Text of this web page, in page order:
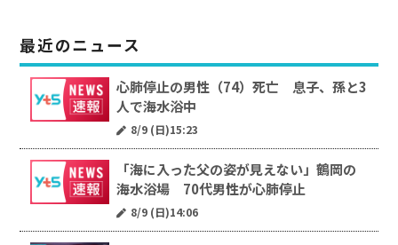
最近のニュース
心肺停止の男性（74）死亡 息子、孫と3
人で海水浴中
8/9 (日)15:23
「海に入った父の姿が見えない」鶴岡の
海水浴場 70代男性が心肺停止
8/9 (日)14:06